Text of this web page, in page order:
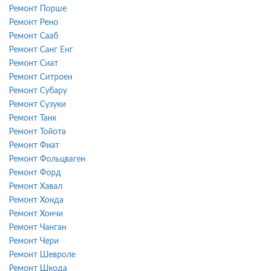
Ремонт Порше
Ремонт Рено
Ремонт Сааб
Ремонт Санг Енг
Ремонт Сиат
Ремонт Ситроен
Ремонт Субару
Ремонт Сузуки
Ремонт Танк
Ремонт Тойота
Ремонт Фиат
Ремонт Фольцваген
Ремонт Форд
Ремонт Хавал
Ремонт Хонда
Ремонт Хончи
Ремонт Чанган
Ремонт Чери
Ремонт Шевроле
Ремонт Шкода